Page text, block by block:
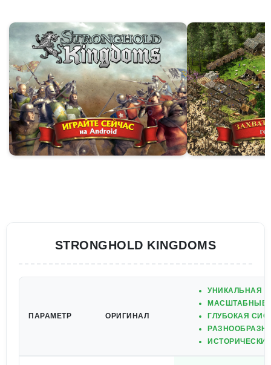
STRONGHOLD KINGDOMS
ПАРАМЕТР ОРИГИНАЛ
УНИКАЛЬНАЯ
МАСШТАБНЫЕ
ГЛУБОКАЯ